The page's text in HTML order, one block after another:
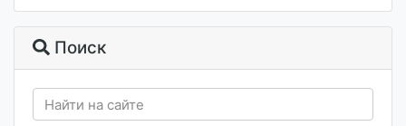
Поиск